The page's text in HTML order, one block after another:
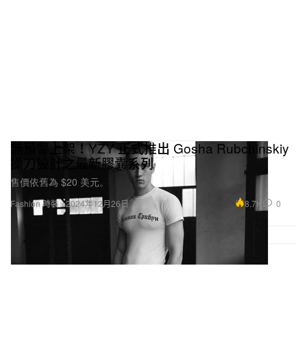
Fashion 時裝
無預警上架！YZY 正式推出 Gosha Rubchinskiy
操刀設計之最新膠囊系列
售價依舊為 $20 美元。
2024年12月26日 8.7K 0